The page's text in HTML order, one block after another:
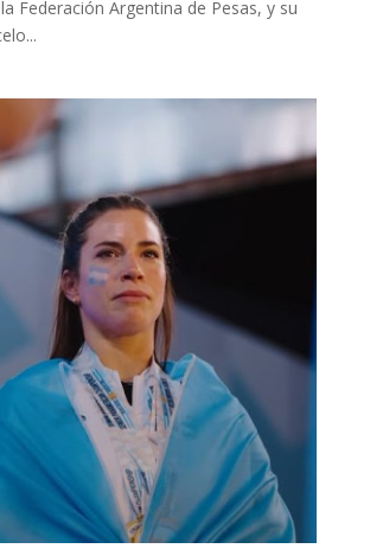
Federación Argentina de Pesas, y su